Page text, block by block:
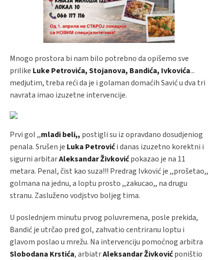
Mnogo prostora bi nam bilo potrebno da opišemo sve
prilike Luke Petrovića, Stojanova, Bandića, Ivkovića...
medjutim, treba reći da je i golaman domaćih Savić u dva tri
navrata imao izuzetne intervencije.
Prvi gol ,,mladi beli,, postigli su iz opravdano dosudjeniog
penala. Srušen je Luka Petrovići danas izuzetno korektni i
sigurni arbitarAleksandar Živkovićpokazao je na 11
metara. Penal, čist kao suza!!! Predrag Ivković je ,,prošetao,,
golmana na jednu, a loptu prosto ,,zakucao,, na drugu
stranu. Zasluženo vodjstvo boljeg tima.
U poslednjem minutu prvog poluvremena, posle prekida,
Bandić je utrčao pred gol, zahvatio centriranu loptu i
glavom poslao u mrežu. Na intervenciju pomoćnog arbitra
Slobodana Krstića, arbiatrAleksandar Živkovićponištio